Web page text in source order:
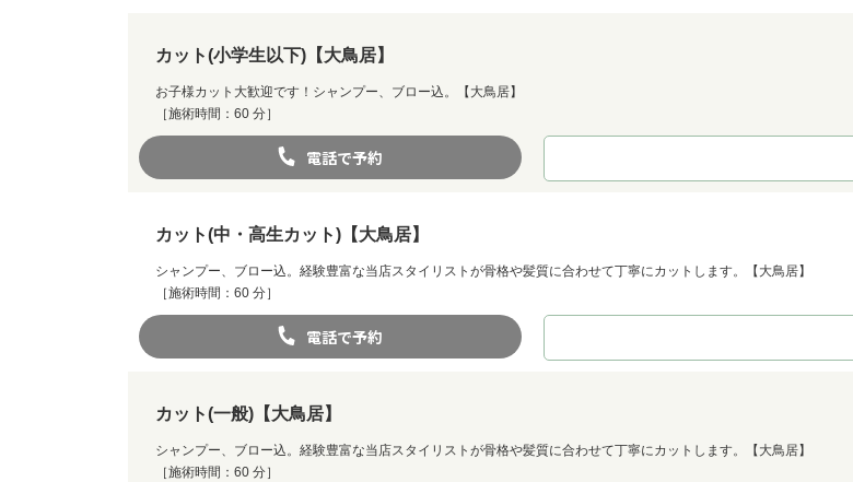
カット(小学生以下)【大鳥居】
お子様カット大歓迎です！シャンプー、ブロー込。【大鳥居】
［施術時間：60 分］
電話で予約
カット(中・高生カット)【大鳥居】
シャンプー、ブロー込。経験豊富な当店スタイリストが骨格や髪質に合わせて丁寧にカットします。【大鳥居】
［施術時間：60 分］
電話で予約
カット(一般)【大鳥居】
シャンプー、ブロー込。経験豊富な当店スタイリストが骨格や髪質に合わせて丁寧にカットします。【大鳥居】
［施術時間：60 分］